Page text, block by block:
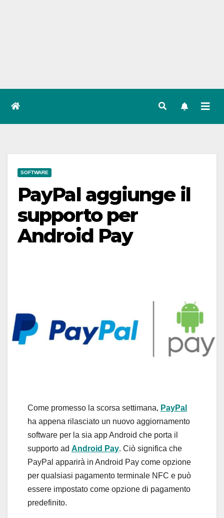
SOFTWARE
PayPal aggiunge il
supporto per
Android Pay
Come promesso la scorsa settimana, PayPal
ha appena rilasciato un nuovo aggiornamento
software per la sia app Android che porta il
supporto ad Android Pay. Ciò significa che
PayPal apparirà in Android Pay come opzione
per qualsiasi pagamento terminale NFC e può
essere impostato come opzione di pagamento
predefinito.